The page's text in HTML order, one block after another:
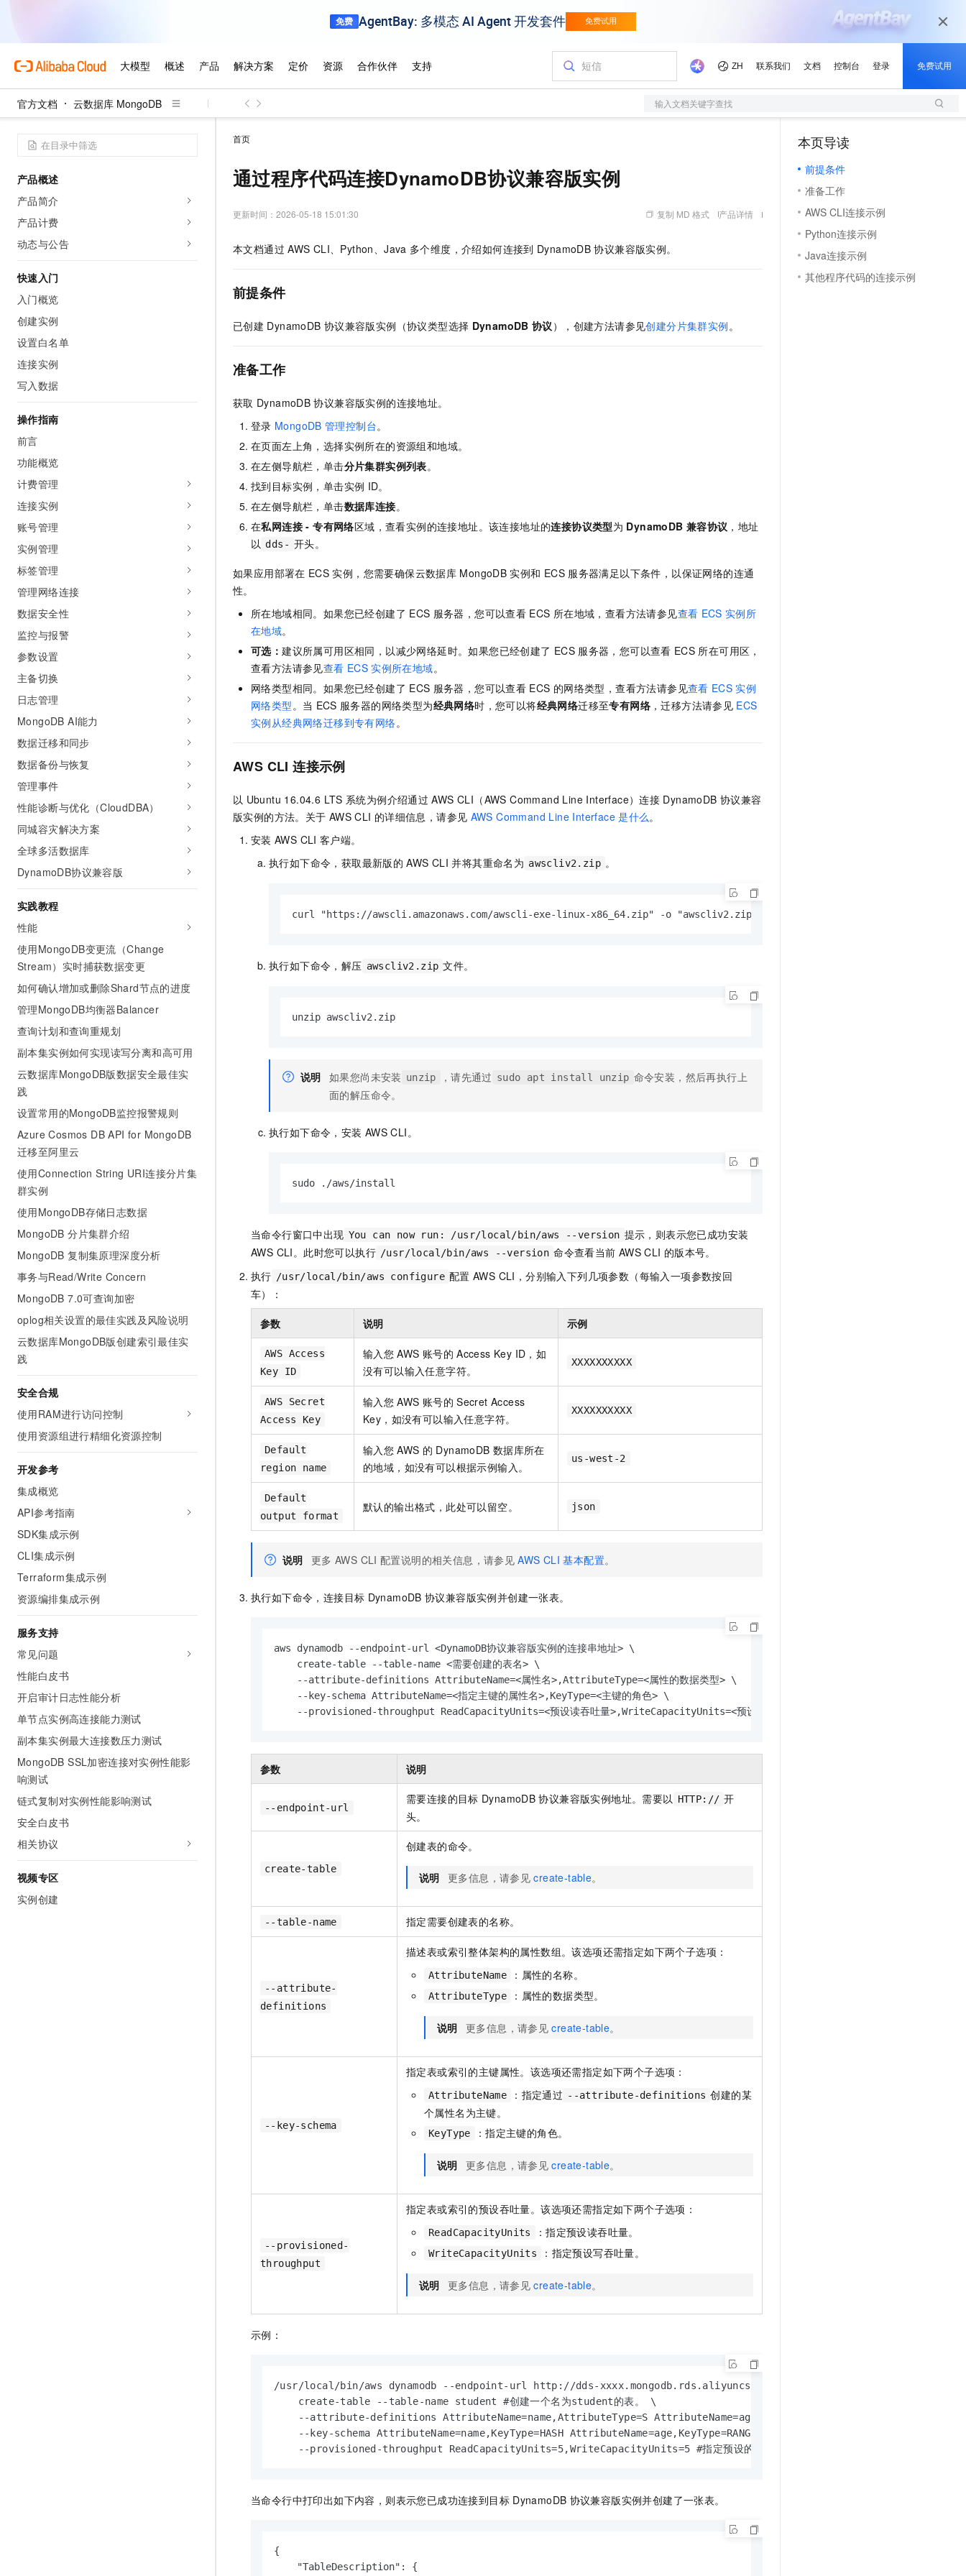
官方文档 云数据库 MongoDB 输入文档关键字查找
产品概述
产品简介
产品计费
动态与公告
快速入门
入门概览
创建实例
设置白名单
连接实例
写入数据
操作指南
前言
功能概览
计费管理
连接实例
账号管理
实例管理
标签管理
管理网络连接
数据安全性
监控与报警
参数设置
主备切换
日志管理
MongoDB AI能力
数据迁移和同步
数据备份与恢复
管理事件
性能诊断与优化（CloudDBA）
同城容灾解决方案
全球多活数据库
DynamoDB协议兼容版
实践教程
性能
使用MongoDB变更流（Change
Stream）实时捕获数据变更
如何确认增加或删除Shard节点的进度
管理MongoDB均衡器Balancer
查询计划和查询重规划
副本集实例如何实现读写分离和高可用
云数据库MongoDB版数据安全最佳实
践
设置常用的MongoDB监控报警规则
Azure Cosmos DB API for MongoDB
迁移至阿里云
使用Connection String URI连接分片集
群实例
使用MongoDB存储日志数据
MongoDB 分片集群介绍
MongoDB 复制集原理深度分析
事务与Read/Write Concern
MongoDB 7.0可查询加密
oplog相关设置的最佳实践及风险说明
云数据库MongoDB版创建索引最佳实
践
安全合规
使用RAM进行访问控制
使用资源组进行精细化资源控制
开发参考
集成概览
API参考指南
SDK集成示例
CLI集成示例
Terraform集成示例
资源编排集成示例
服务支持
常见问题
性能白皮书
开启审计日志性能分析
单节点实例高连接能力测试
副本集实例最大连接数压力测试
MongoDB SSL加密连接对实例性能影
响测试
链式复制对实例性能影响测试
安全白皮书
相关协议
视频专区
实例创建
首页
通过程序代码连接DynamoDB协议兼容版实例
更新时间： 2026-05-18 15:01:30 复制 MD 格式 产品详情
本文档通过 AWS CLI、Python、Java 多个维度，介绍如何连接到 DynamoDB 协议兼容版实例。
前提条件
已创建 DynamoDB 协议兼容版实例（协议类型选择 DynamoDB 协议 ），创建方法请参见创建分片集群实例。
准备工作
获取 DynamoDB 协议兼容版实例的连接地址。
登录 MongoDB 管理控制台。
在页面左上角，选择实例所在的资源组和地域。
在左侧导航栏，单击分片集群实例列表。
找到目标实例，单击实例 ID。
在左侧导航栏，单击数据库连接。
在私网连接 - 专有网络区域，查看实例的连接地址。该连接地址的连接协议类型为 DynamoDB 兼容协议 ，地址
以 dds- 开头。
如果应用部署在 ECS 实例，您需要确保云数据库 MongoDB 实例和 ECS 服务器满足以下条件，以保证网络的连通
性。
所在地域相同。如果您已经创建了 ECS 服务器，您可以查看 ECS 所在地域，查看方法请参见查看 ECS 实例所
在地域。
可选：建议所属可用区相同，以减少网络延时。如果您已经创建了 ECS 服务器，您可以查看 ECS 所在可用区，
查看方法请参见查看 ECS 实例所在地域。
网络类型相同。如果您已经创建了 ECS 服务器，您可以查看 ECS 的网络类型，查看方法请参见查看 ECS 实例
网络类型。当 ECS 服务器的网络类型为经典网络时，您可以将经典网络迁移至专有网络 ，迁移方法请参见 ECS
实例从经典网络迁移到专有网络。
AWS CLI 连接示例
以 Ubuntu 16.04.6 LTS 系统为例介绍通过 AWS CLI（AWS Command Line Interface）连接 DynamoDB 协议兼容
版实例的方法。关于 AWS CLI 的详细信息，请参见 AWS Command Line Interface 是什么。
安装 AWS CLI 客户端。
执行如下命令，获取最新版的 AWS CLI 并将其重命名为 awscliv2.zip 。
curl "https://awscli.amazonaws.com/awscli-exe-linux-x86_64.zip" -o "awscliv2.zip"
执行如下命令，解压 awscliv2.zip 文件。
unzip awscliv2.zip
说明 如果您尚未安装 unzip ，请先通过 sudo apt install unzip 命令安装，然后再执行上
面的解压命令。
执行如下命令，安装 AWS CLI。
sudo ./aws/install
当命令行窗口中出现 You can now run: /usr/local/bin/aws --version 提示，则表示您已成功安装
AWS CLI。此时您可以执行 /usr/local/bin/aws --version 命令查看当前 AWS CLI 的版本号。
执行 /usr/local/bin/aws configure 配置 AWS CLI，分别输入下列几项参数（每输入一项参数按回
车）：
参数 说明 示例
AWS Access
Key ID
输入您 AWS 账号的 Access Key ID，如
没有可以输入任意字符。
XXXXXXXXXX
AWS Secret
Access Key
输入您 AWS 账号的 Secret Access
Key，如没有可以输入任意字符。
XXXXXXXXXX
Default
region name
输入您 AWS 的 DynamoDB 数据库所在
的地域，如没有可以根据示例输入。
us-west-2
Default
output format
默认的输出格式，此处可以留空。 json
说明 更多 AWS CLI 配置说明的相关信息，请参见 AWS CLI 基本配置。
执行如下命令，连接目标 DynamoDB 协议兼容版实例并创建一张表。
aws dynamodb --endpoint-url <DynamoDB协议兼容版实例的连接串地址> \
    create-table --table-name <需要创建的表名> \
    --attribute-definitions AttributeName=<属性名>,AttributeType=<属性的数据类型> \
    --key-schema AttributeName=<指定主键的属性名>,KeyType=<主键的角色> \
    --provisioned-throughput ReadCapacityUnits=<预设读吞吐量>,WriteCapacityUnits=<预设写吞吐量>
参数 说明
--endpoint-url
需要连接的目标 DynamoDB 协议兼容版实例地址。需要以 HTTP:// 开
头。
create-table
创建表的命令。
说明 更多信息，请参见 create-table。
--table-name 指定需要创建表的名称。
--attribute-
definitions
描述表或索引整体架构的属性数组。该选项还需指定如下两个子选项：
AttributeName ：属性的名称。
AttributeType ：属性的数据类型。
说明 更多信息，请参见 create-table。
--key-schema
指定表或索引的主键属性。该选项还需指定如下两个子选项：
AttributeName ：指定通过 --attribute-definitions 创建的某
个属性名为主键。
KeyType ：指定主键的角色。
说明 更多信息，请参见 create-table。
--provisioned-
throughput
指定表或索引的预设吞吐量。该选项还需指定如下两个子选项：
ReadCapacityUnits ：指定预设读吞吐量。
WriteCapacityUnits ：指定预设写吞吐量。
说明 更多信息，请参见 create-table。
示例：
/usr/local/bin/aws dynamodb --endpoint-url http://dds-xxxx.mongodb.rds.aliyuncs.com:3717 #连接到指定的DynamoDB协议兼
    create-table --table-name student #创建一个名为student的表。 \
--attribute-definitions AttributeName=name,AttributeType=S AttributeName=age,AttributeType=N #表的架构中，有类型
--key-schema AttributeName=name,KeyType=HASH AttributeName=age,KeyType=RANGE #指定name属性为分区键，并指定age属性为
    --provisioned-throughput ReadCapacityUnits=5,WriteCapacityUnits=5 #指定预设的读写吞吐量各为5。
当命令行中打印出如下内容，则表示您已成功连接到目标 DynamoDB 协议兼容版实例并创建了一张表。
{
    "TableDescription": {
本页导读
前提条件
准备工作
AWS CLI连接示例
Python连接示例
Java连接示例
其他程序代码的连接示例